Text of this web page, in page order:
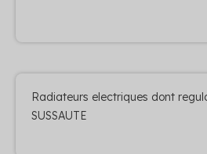
Radiateurs electriques dont
SUSSAUTE